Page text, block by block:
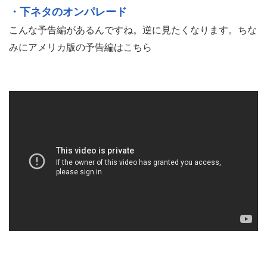
・下ネタのオンパレード
こんな予告編があるんですね。逆に見たくなります。ちな
みにアメリカ版の予告編はこちら